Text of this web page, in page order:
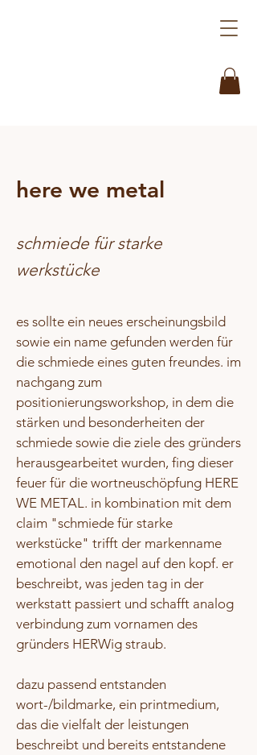
here we metal
schmiede für starke
werkstücke
es sollte ein neues erscheinungsbild
sowie ein name gefunden werden für
die schmiede eines guten freundes. im
nachgang zum
positionierungsworkshop, in dem die
stärken und besonderheiten der
schmiede sowie die ziele des gründers
herausgearbeitet wurden, fing dieser
feuer für die wortneuschöpfung HERE
WE METAL. in kombination mit dem
claim "schmiede für starke
werkstücke" trifft der markenname
emotional den nagel auf den kopf. er
beschreibt, was jeden tag in der
werkstatt passiert und schafft analog
verbindung zum vornamen des
gründers HERWig straub.
dazu passend entstanden
wort-/bildmarke, ein printmedium,
das die vielfalt der leistungen
beschreibt und bereits entstandene